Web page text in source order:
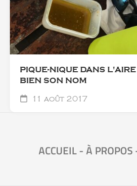
PIQUE-NIQUE DANS
BIEN SON NOM
11 août 2017
ACCUEIL-À PROPOS